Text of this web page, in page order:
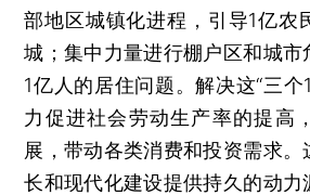
部地区城镇化进程，引导1亿农
城；集中力量进行棚户区和城市
1亿人的居住问题。解决这“三个
力促进社会劳动生产率的提高
展，带动各类消费和投资需求
长和现代化建设提供持久的动力